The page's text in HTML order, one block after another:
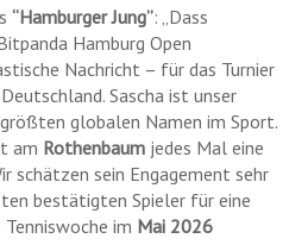
“Hamburger Jung”: „Dass
Hamburg Open
Nachricht – für das Turnier
Sascha ist unser
globalen Namen im Sport.
am Rothenbaum jedes Mal eine
schätzen sein Engagement sehr
bestätigten Spieler für eine
im Mai 2026